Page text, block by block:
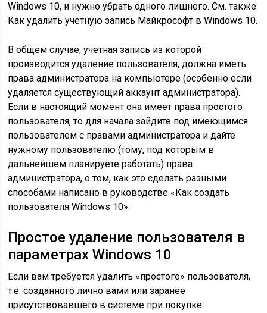
Windows 10, и нужно убрать одного лишнего. См. также:
Как удалить учетную запись Майкрософт в Windows 10.
В общем случае, учетная запись из которой
производится удаление пользователя, должна иметь
права администратора на компьютере (особенно если
удаляется существующий аккаунт администратора).
Если в настоящий момент она имеет права простого
пользователя, то для начала зайдите под имеющимся
пользователем с правами администратора и дайте
нужному пользователю (тому, под которым в
дальнейшем планируете работать) права
администратора, о том, как это сделать разными
способами написано в руководстве «Как создать
пользователя Windows 10».
Простое удаление пользователя в
параметрах Windows 10
Если вам требуется удалить «простого» пользователя,
т.е. созданного лично вами или заранее
присутствовавшего в системе при покупке